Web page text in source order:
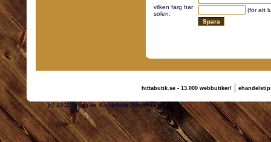
vilken färg har
solen:
(för att
hittabutik.se - 13.000 webbutiker!|
(c) 2011, nogg.se & charlotte Jörgensson